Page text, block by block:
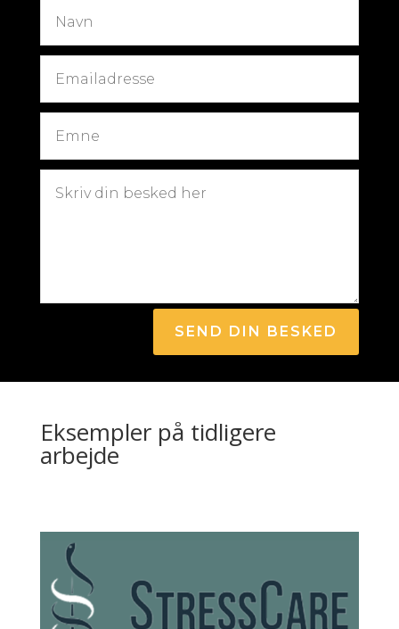
SEND DIN BESKED
Eksempler på tidligere
arbejde